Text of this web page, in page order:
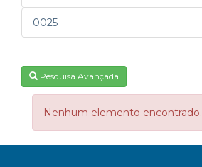
0025
Pesquisa Avançada
Nenhum elemento encontrado.